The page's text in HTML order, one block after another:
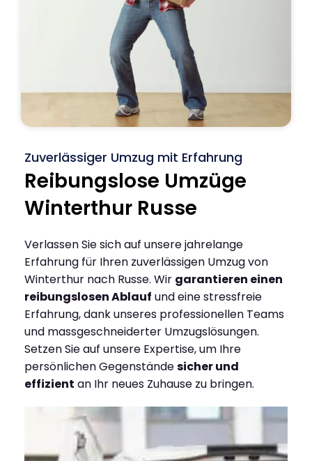
Zuverlässiger Umzug mit Erfahrung
Reibungslose Umzüge
Winterthur Russe
Verlassen Sie sich auf unsere jahrelange
Erfahrung für Ihren zuverlässigen Umzug von
Winterthur nach Russe. Wir garantieren einen
reibungslosen Ablauf und eine stressfreie
Erfahrung, dank unseres professionellen Teams
und massgeschneiderter Umzugslösungen.
Setzen Sie auf unsere Expertise, um Ihre
persönlichen Gegenständesicher und
effizient an Ihr neues Zuhause zu bringen.